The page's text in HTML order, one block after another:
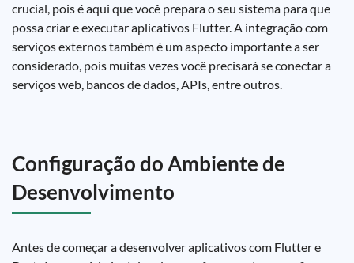
crucial, pois é aqui que você prepara o seu sistema para que
possa criar e executar aplicativos Flutter. A integração com
serviços externos também é um aspecto importante a ser
considerado, pois muitas vezes você precisará se conectar a
serviços web, bancos de dados, APIs, entre outros.
Configuração do Ambiente de
Desenvolvimento
Antes de começar a desenvolver aplicativos com Flutter e